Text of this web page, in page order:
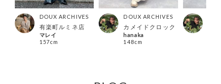
DOUX ARCHIVES
有楽町ルミネ店
マレイ
157cm
DOUX ARCHIVES
カメイドクロック
hanaka
148cm